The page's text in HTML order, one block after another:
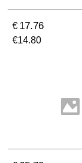
€ 17.76
€14.80